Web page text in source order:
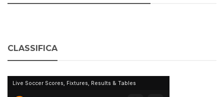
CLASSIFICA